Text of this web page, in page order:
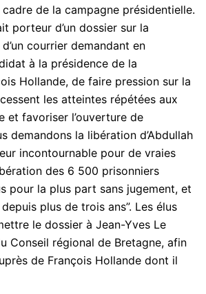
de la campagne présidentielle.
porteur d’un dossier sur la
courrier demandant en
à la présidence de la
Hollande, de faire pression sur la
les atteintes répétées aux
et favoriser l’ouverture de
demandons la libération d’Abdullah
incontournable pour de vraies
des 6 500 prisonniers
pour la plus part sans jugement, et
plus de trois ans”. Les élus
le dossier à Jean-Yves Le
Conseil régional de Bretagne, afin
de François Hollande dont il